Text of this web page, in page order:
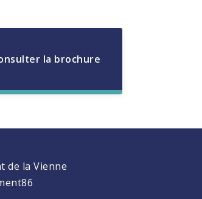
la brochure
de la Vienne